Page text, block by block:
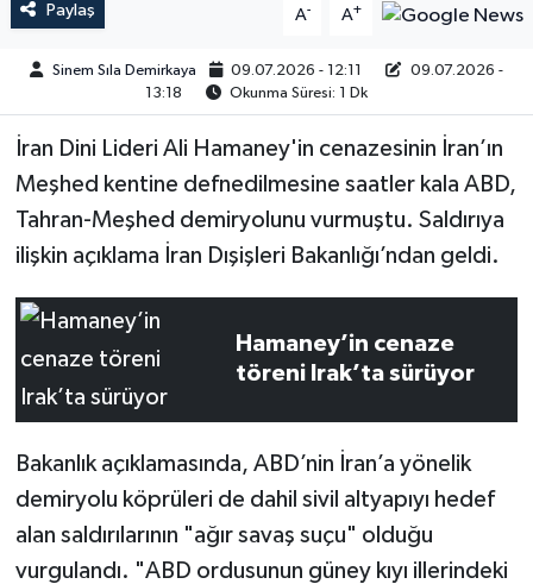
Paylaş A- A+
Sinem Sıla Demirkaya 09.07.2026 - 12:11
09.07.2026 -
13:18
Okunma Süresi: 1 Dk
İran Dini Lideri Ali Hamaney'in cenazesinin İran’ın
Meşhed kentine defnedilmesine saatler kala ABD,
Tahran-Meşhed demiryolunu vurmuştu. Saldırıya
ilişkin açıklama İran Dışişleri Bakanlığı’ndan geldi.
Hamaney’in cenaze
töreni Irak’ta sürüyor
Bakanlık açıklamasında, ABD’nin İran’a yönelik
demiryolu köprüleri de dahil sivil altyapıyı hedef
alan saldırılarının "ağır savaş suçu" olduğu
vurgulandı. "ABD ordusunun güney kıyı illerindeki